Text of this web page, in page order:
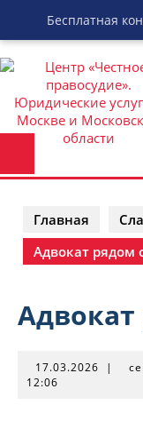
Бесплатная
Перейти
к
содержимому
Главная
Адвокат рядом
17.03.2026 |
12:06